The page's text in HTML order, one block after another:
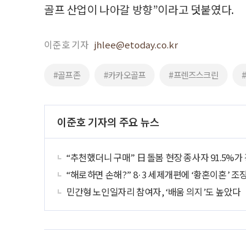
골프 산업이 나아갈 방향”이라고 덧붙였다.
이준호 기자 jhlee@etoday.co.kr
#골프존 #카카오골프 #프렌즈스크린
이준호 기자의 주요 뉴스
“추천했더니 구매” 日 돌봄 현장 종사자 91.5%가
“해로하면 손해?” 8·3 세제개편에 ‘황혼이혼’ 조
민간형 노인일자리 참여자, ‘배움 의지’도 높았다